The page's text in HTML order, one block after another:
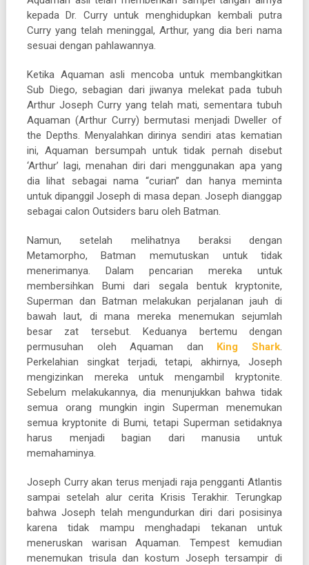
kepada Dr. Curry untuk menghidupkan kembali putra
Curry yang telah meninggal, Arthur, yang dia beri nama
sesuai dengan pahlawannya.
Ketika Aquaman asli mencoba untuk membangkitkan
Sub Diego, sebagian dari jiwanya melekat pada tubuh
Arthur Joseph Curry yang telah mati, sementara tubuh
Aquaman (Arthur Curry) bermutasi menjadi Dweller of
the Depths. Menyalahkan dirinya sendiri atas kematian
ini, Aquaman bersumpah untuk tidak pernah disebut
‘Arthur’ lagi, menahan diri dari menggunakan apa yang
dia lihat sebagai nama “curian” dan hanya meminta
untuk dipanggil Joseph di masa depan. Joseph dianggap
sebagai calon Outsiders baru oleh Batman.
Namun, setelah melihatnya beraksi dengan
Metamorpho, Batman memutuskan untuk tidak
menerimanya. Dalam pencarian mereka untuk
membersihkan Bumi dari segala bentuk kryptonite,
Superman dan Batman melakukan perjalanan jauh di
bawah laut, di mana mereka menemukan sejumlah
besar zat tersebut. Keduanya bertemu dengan
permusuhan oleh Aquaman dan King Shark.
Perkelahian singkat terjadi, tetapi, akhirnya, Joseph
mengizinkan mereka untuk mengambil kryptonite.
Sebelum melakukannya, dia menunjukkan bahwa tidak
semua orang mungkin ingin Superman menemukan
semua kryptonite di Bumi, tetapi Superman setidaknya
harus menjadi bagian dari manusia untuk
memahaminya.
Joseph Curry akan terus menjadi raja pengganti Atlantis
sampai setelah alur cerita Krisis Terakhir. Terungkap
bahwa Joseph telah mengundurkan diri dari posisinya
karena tidak mampu menghadapi tekanan untuk
meneruskan warisan Aquaman. Tempest kemudian
menemukan trisula dan kostum Joseph tersampir di